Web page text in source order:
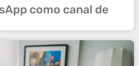
como canal de